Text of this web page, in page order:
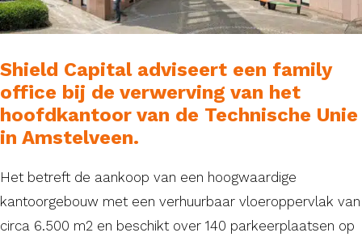
Shield Capital adviseert een family
office bij de verwerving van het
hoofdkantoor van de Technische Unie
in Amstelveen.
Het betreft de aankoop van een hoogwaardige
kantoorgebouw met een verhuurbaar vloeroppervlak van
circa 6.500 m2 en beschikt over 140 parkeerplaatsen op